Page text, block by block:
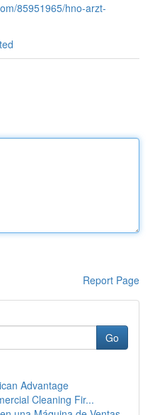
85951965/hno-arzt-
Report Page
Go
Advantage
Cleaning Fir...